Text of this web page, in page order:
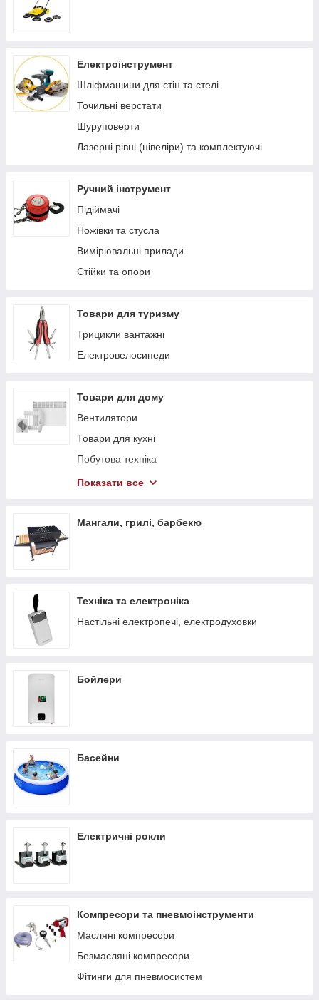
Електроінструмент
Шліфмашини для стін та стелі
Точильні верстати
Шуруповерти
Лазерні рівні (нівеліри) та комплектуючі
Ручний інструмент
Підіймачі
Ножівки та стусла
Вимірювальні прилади
Стійки та опори
Товари для туризму
Трицикли вантажні
Електровелосипеди
Товари для дому
Вентилятори
Товари для кухні
Побутова техніка
Теплові гармати
Стелажі
Показати все
Мангали, грилі, барбекю
Техніка та електроніка
Настільні електропечі, електродуховки
Бойлери
Басейни
Електричні рокли
Компресори та пневмоінструменти
Масляні компресори
Безмасляні компресори
Фітинги для пневмосистем